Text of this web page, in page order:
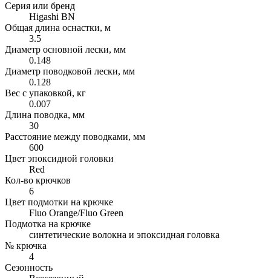
Серия или бренд
Higashi BN
Общая длина оснастки, м
3.5
Диаметр основной лески, мм
0.148
Диаметр поводковой лески, мм
0.128
Вес с упаковкой, кг
0.007
Длина поводка, мм
30
Расстояние между поводками, мм
600
Цвет эпоксидной головки
Red
Кол-во крючков
6
Цвет подмотки на крючке
Fluo Orange/Fluo Green
Подмотка на крючке
синтетические волокна и эпоксидная головка
№ крючка
4
Сезонность